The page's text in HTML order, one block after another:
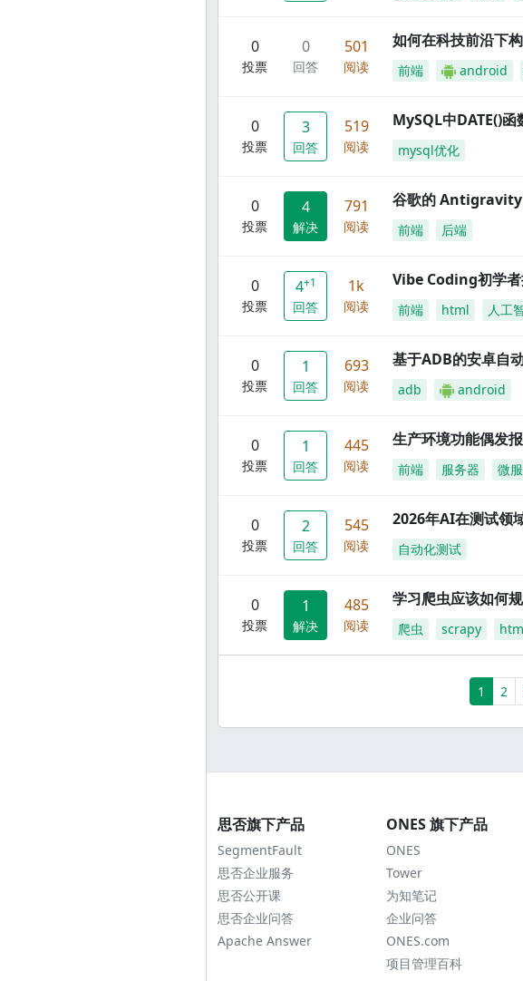
0
投票
0
回答
501
阅读
如何在科技前沿下
前端 android
0
投票
3
回答
519
阅读
MySQL中DATE()函
mysql优化
0
投票
4
解决
791
阅读
谷歌的 Antigravity
前端 后端
0
投票
4+1
回答
1k
阅读
Vibe Coding初学者
前端 html 人工
0
投票
1
回答
693
阅读
基于ADB的安卓自
adb android
0
投票
1
回答
445
阅读
生产环境功能偶发
前端 服务器 微
0
投票
2
回答
545
阅读
2026年AI在测试领
自动化测试
0
投票
1
解决
485
阅读
学习爬虫应该如何
爬虫 scrapy
1 2
思否旗下产品
SegmentFault
思否企业服务
思否公开课
思否企业问答
Apache Answer
ONES 旗下产品
ONES
Tower
为知笔记
企业问答
ONES.com
项目管理百科